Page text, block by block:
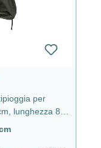
per
lunghezza 80